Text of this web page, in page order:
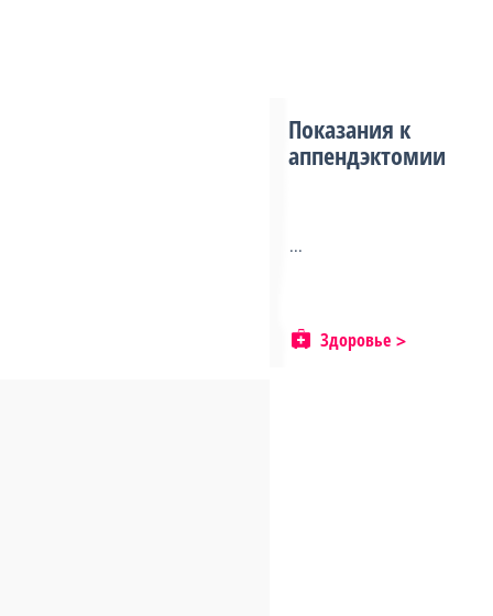
Показания к
аппендэктомии
...
Здоровье